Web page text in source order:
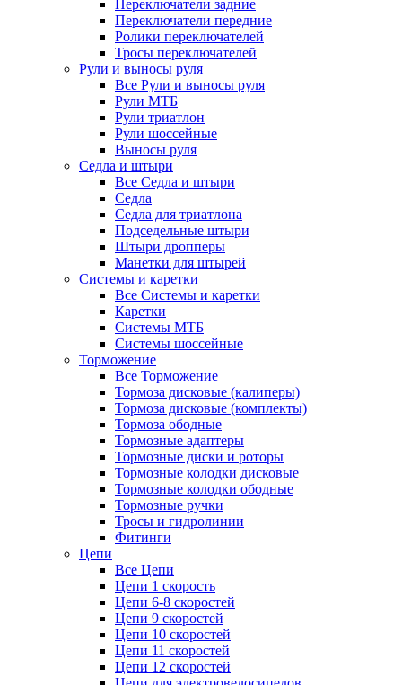
Переключатели задние
Переключатели передние
Ролики переключателей
Тросы переключателей
Рули и выносы руля
Все Рули и выносы руля
Рули МТБ
Рули триатлон
Рули шоссейные
Выносы руля
Седла и штыри
Все Седла и штыри
Седла
Седла для триатлона
Подседельные штыри
Штыри дропперы
Манетки для штырей
Системы и каретки
Все Системы и каретки
Каретки
Системы МТБ
Системы шоссейные
Торможение
Все Торможение
Тормоза дисковые (калиперы)
Тормоза дисковые (комплекты)
Тормоза ободные
Тормозные адаптеры
Тормозные диски и роторы
Тормозные колодки дисковые
Тормозные колодки ободные
Тормозные ручки
Тросы и гидролинии
Фитинги
Цепи
Все Цепи
Цепи 1 скорость
Цепи 6-8 скоростей
Цепи 9 скоростей
Цепи 10 скоростей
Цепи 11 скоростей
Цепи 12 скоростей